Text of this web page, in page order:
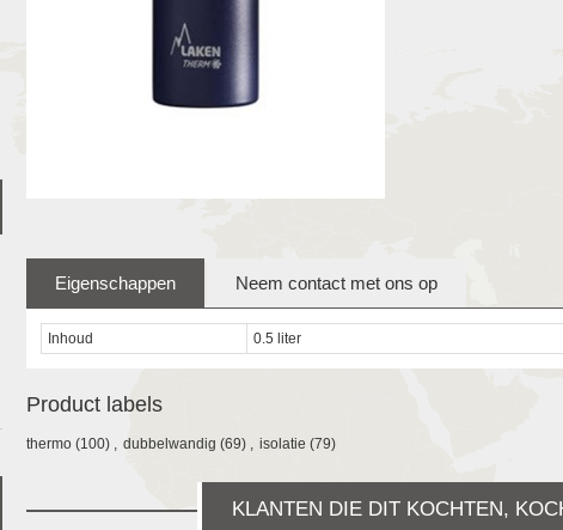
Eigenschappen Neem contact met ons op
Inhoud 0.5 liter
Product labels
thermo (100) dubbelwandig (69) isolatie (79)
KLANTEN DIE DIT KOCHTEN,